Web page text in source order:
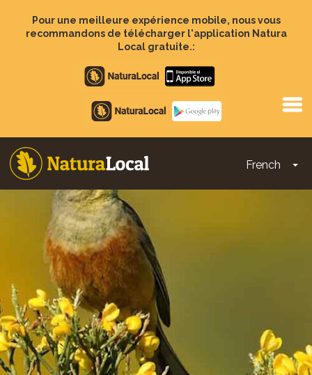
contenu
Pour une meilleure expérience mobile, nous vous
recommandons de télécharger l'application Natura
Local gratuite.:
Apple
store
Google
Play
French
Main